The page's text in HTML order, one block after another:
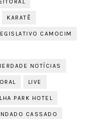
KARATÊ
CAMOCIM
NOTÍCIAS
LIVE
PARK HOTEL
CASSADO